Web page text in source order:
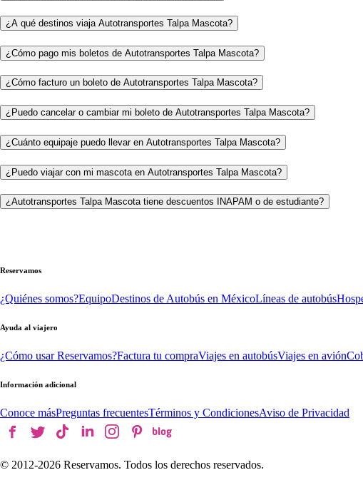
¿A qué destinos viaja Autotransportes Talpa Mascota?
¿Cómo pago mis boletos de Autotransportes Talpa Mascota?
¿Cómo facturo un boleto de Autotransportes Talpa Mascota?
¿Puedo cancelar o cambiar mi boleto de Autotransportes Talpa Mascota?
¿Cuánto equipaje puedo llevar en Autotransportes Talpa Mascota?
¿Puedo viajar con mi mascota en Autotransportes Talpa Mascota?
¿Autotransportes Talpa Mascota tiene descuentos INAPAM o de estudiante?
Reservamos
¿Quiénes somos?EquipoDestinos de Autobús en MéxicoLíneas de autobús
Ayuda al viajero
¿Cómo usar Reservamos?Factura tu compraViajes en autobúsViajes en avión
Información adicional
Conoce másPreguntas frecuentesTérminos y CondicionesAviso de Privacidad
© 2012-2026 Reservamos. Todos los derechos reservados.